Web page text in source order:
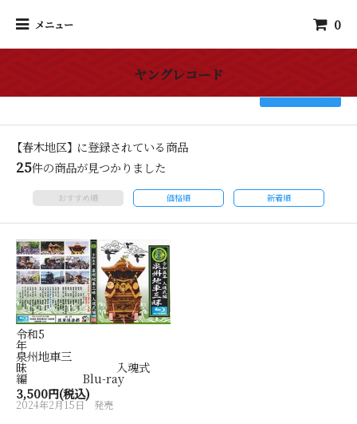
メニュー 0
ヤングレコード
【春木地区】 に登録されている商品
25件の商品が見つかりました
おすすめ順 価格順 新着順
令和5
年
泉州地車三
昧 入魂式
編 Blu-ray
3,500円(税込)
2024年2月15日 発売